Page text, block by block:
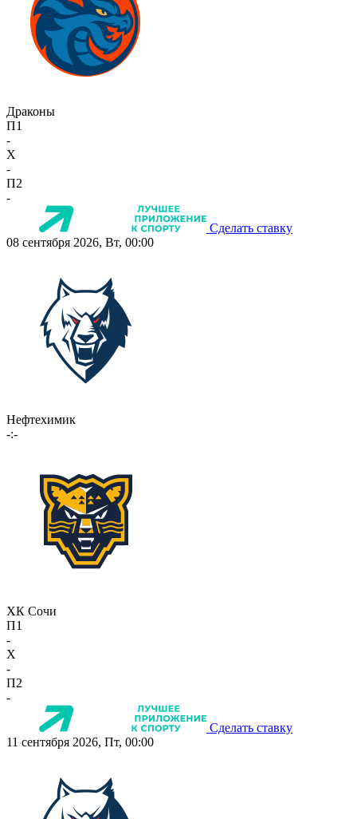
Драконы
П1
-
X
-
П2
-
Сделать ставку
08 сентября 2026, Вт, 00:00
Нефтехимик
-:-
ХК Сочи
П1
-
X
-
П2
-
Сделать ставку
11 сентября 2026, Пт, 00:00